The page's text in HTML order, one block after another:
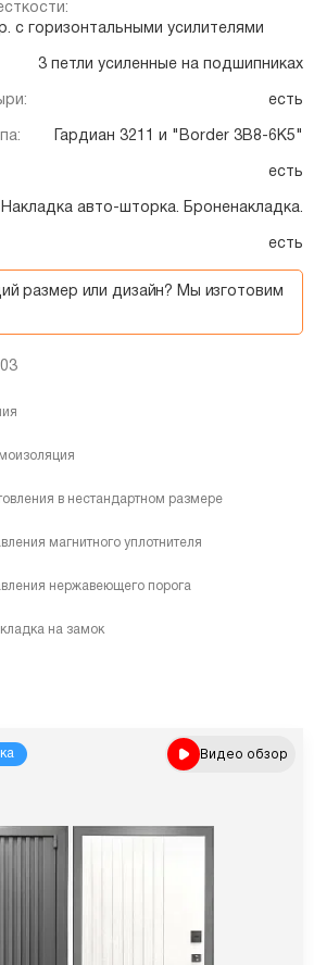
с горизонтальными усилителями
3 петли усиленные на подшипниках
есть
Гардиан 3211 и "Border 3B8-6K5"
есть
Накладка авто-шторка. Броненакладка.
есть
размер или дизайн? Мы изготовим
в нестандартном размере
магнитного уплотнителя
нержавеющего порога
на замок
Видео обзор